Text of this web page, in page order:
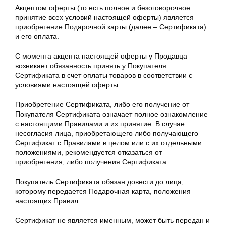
Акцептом оферты (то есть полное и безоговорочное
принятие всех условий настоящей оферты) является
приобретение Подарочной карты (далее – Сертификата)
и его оплата.
С момента акцепта настоящей оферты у Продавца
возникает обязанность принять у Покупателя
Сертификата в счет оплаты товаров в соответствии с
условиями настоящей оферты.
Приобретение Сертификата, либо его получение от
Покупателя Сертификата означает полное ознакомление
с настоящими Правилами и их принятие. В случае
несогласия лица, приобретающего либо получающего
Сертификат с Правилами в целом или с их отдельными
положениями, рекомендуется отказаться от
приобретения, либо получения Сертификата.
Покупатель Сертификата обязан довести до лица,
которому передается Подарочная карта, положения
настоящих Правил.
Сертификат не является именным, может быть передан и